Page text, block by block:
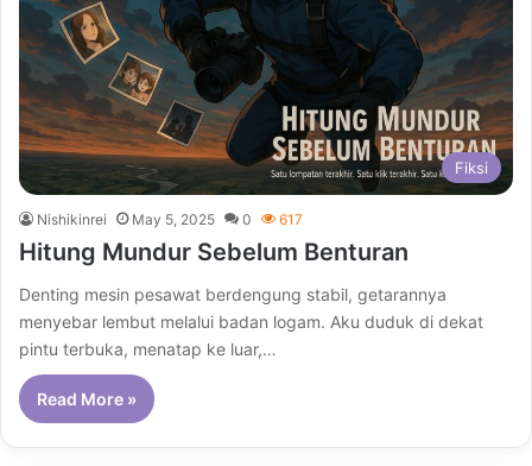
Fiksi
Nishikinrei May 5, 2025 0 617
Hitung Mundur Sebelum Benturan
Denting mesin pesawat berdengung stabil, getarannya
menyebar lembut melalui badan logam. Aku duduk di dekat
pintu terbuka, menatap ke luar,…
Read More »